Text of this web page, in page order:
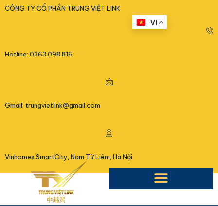
CÔNG TY CỔ PHẦN TRUNG VIỆT LINK
Hotline: 0363.098.816
Gmail: trungvietlink@gmail.com
Vinhomes SmartCity, Nam Từ Liêm, Hà Nội
VI